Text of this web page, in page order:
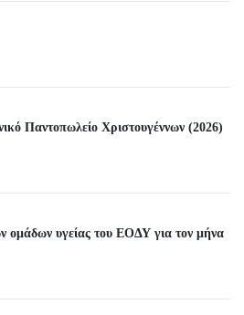
Παντοπωλείο Χριστουγέννων (2026)
ομάδων υγείας του ΕΟΔΥ για τον μήνα